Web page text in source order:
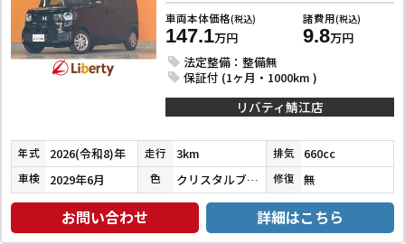
車両本体価格(税込)
147.1万円
諸費用(税込)
9.8万円
法定整備：整備無
保証付 (1ヶ月・1000km )
リバティ鯖江店
年式 2026(令和8)年 走行 3km 排気 660cc
車検 2029年6月 色 クリスタルブラックパール 修復 無
お問い合わせ 詳細はこちら